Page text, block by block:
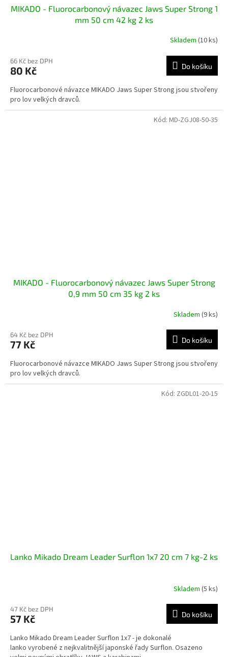
MIKADO - Fluorocarbonový návazec Jaws Super Strong 1
mm 50 cm 42 kg 2 ks
Skladem (10 ks)
66 Kč bez DPH
80 Kč Do košíku
Fluorocarbonové návazce MIKADO Jaws Super Strong jsou stvořeny
pro lov velkých dravců.
MIKADO - Fluorocarbonový návazec Jaws Super Strong
0,9 mm 50 cm 35 kg 2 ks
Skladem (9 ks)
64 Kč bez DPH
77 Kč Do košíku
Fluorocarbonové návazce MIKADO Jaws Super Strong jsou stvořeny
pro lov velkých dravců.
Kód: MD-ZGJ08-50-35
Lanko Mikado Dream Leader Surflon 1x7 20 cm 7 kg-2 ks
Skladem (5 ks)
47 Kč bez DPH
57 Kč Do košíku
Lanko Mikado Dream Leader Surflon 1x7 - je dokonalé
lanko vyrobené z nejkvalitnější japonské řady Surflon. Osazeno
Kód: ZGDL01-20-15